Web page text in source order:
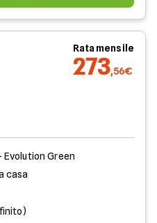
Rata mensile
273,56€
Green
casa